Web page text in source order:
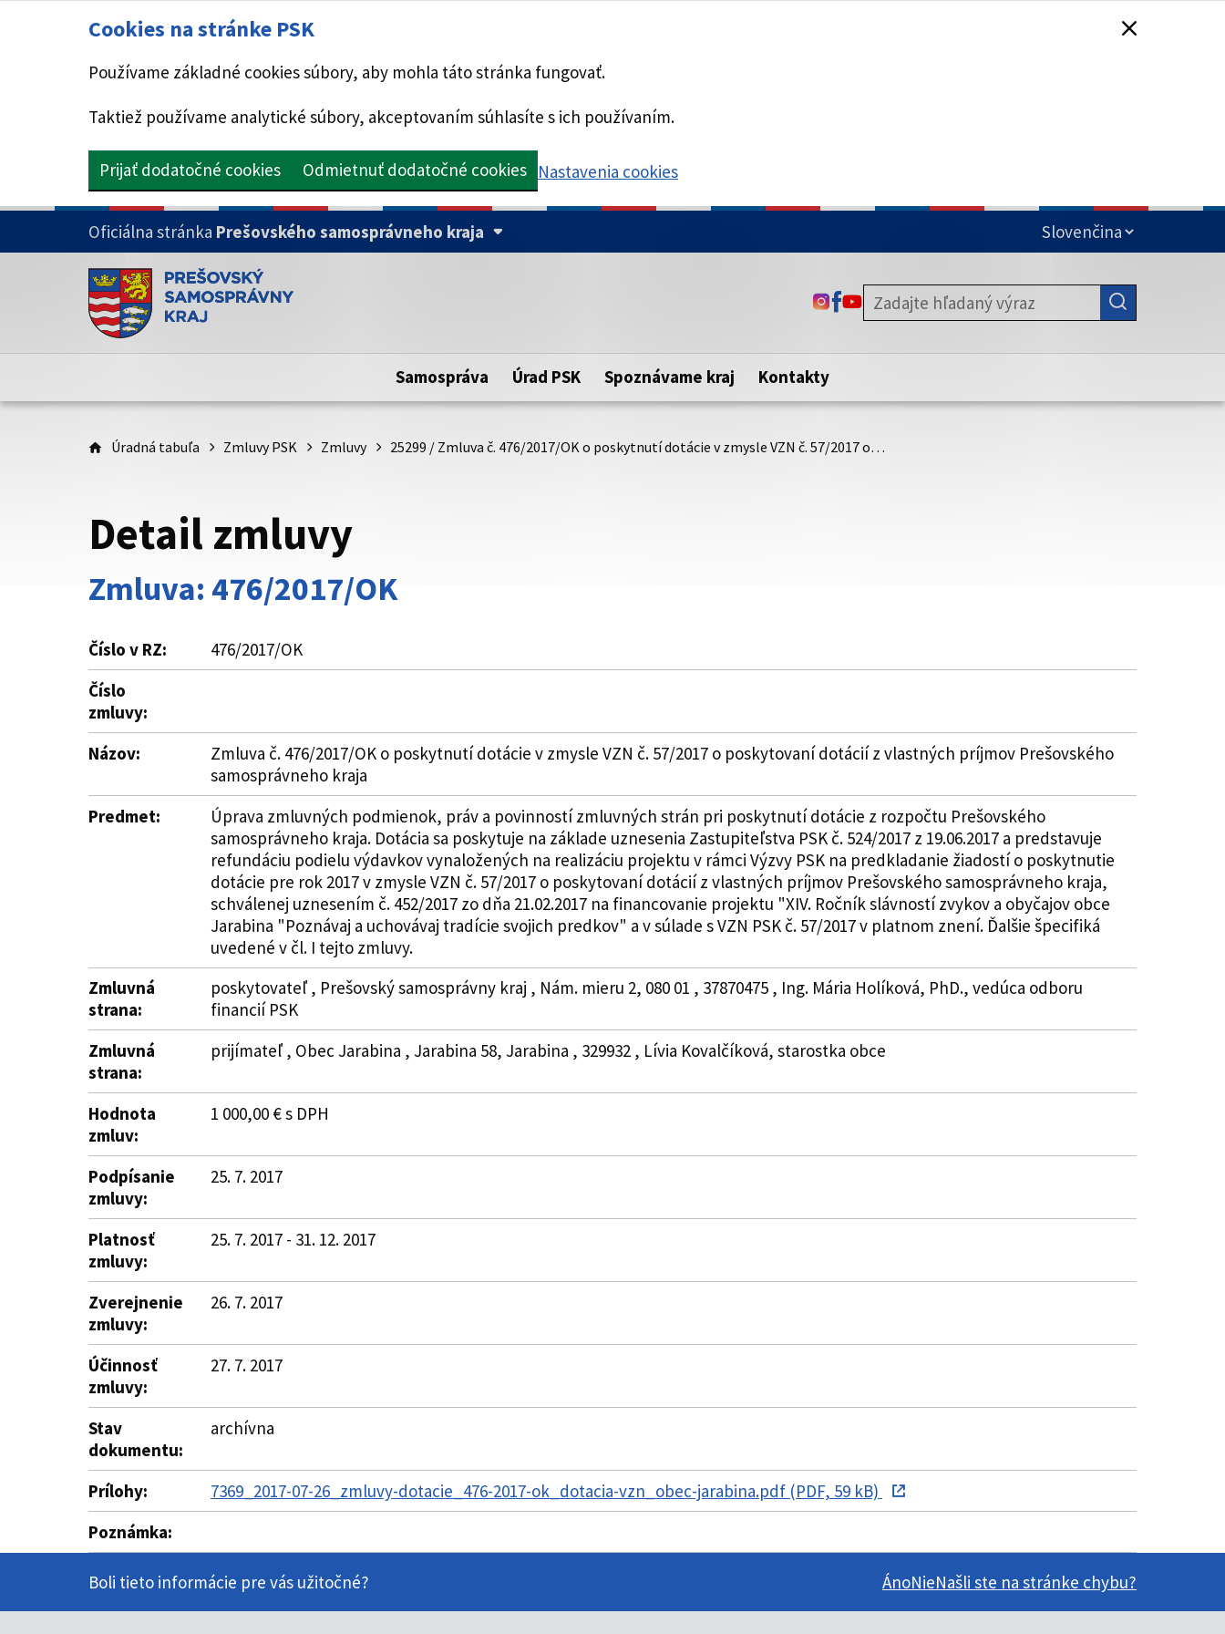
Cookies na stránke PSK
Používame základné cookies súbory, aby mohla táto stránka fungovať.
Taktiež používame analytické súbory, akceptovaním súhlasíte s ich používaním.
Prijať dodatočné cookies Odmietnuť dodatočné cookies Nastavenia cookies
PRESKOČIŤ NA HLAVNÝ OBSAH
Oficiálna stránka Prešovského samosprávneho kraja
Doména psk.sk je oficiálna
Toto je oficiálna webová stránka Prešovského samosprávneho kraja.
Táto stránka je zabezpečená
zabezpečenú webovú stránku. Zabezpečená stránka vždy začína
https:// pred názvom domény webového sídla.
ODKAZ SA OTVORÍ NA NOVEJ KARTE
ODKAZ SA OTVORÍ NA NOVEJ KARTE
ODKAZ SA OTVORÍ NA NOVEJ KARTE
Samospráva Úrad PSK Spoznávame kraj Kontakty
Úradná tabuľa Zmluvy PSK Zmluvy 25299 / Zmluva č. 476/2017/OK o poskytnutí dotácie v zmysle VZN č. 57/2017 o…
Detail zmluvy
Zmluva: 476/2017/OK
Číslo v RZ:
476/2017/OK
Číslo
zmluvy:
Názov:
Zmluva č. 476/2017/OK o poskytnutí dotácie v zmysle VZN č. 57/2017 o poskytovaní dotácií z vlastných príjmov Prešovského
samosprávneho kraja
Predmet:
Úprava zmluvných podmienok, práv a povinností zmluvných strán pri poskytnutí dotácie z rozpočtu Prešovského
samosprávneho kraja. Dotácia sa poskytuje na základe uznesenia Zastupiteľstva PSK č. 524/2017 z 19.06.2017 a predstavuje
refundáciu podielu výdavkov vynaložených na realizáciu projektu v rámci Výzvy PSK na predkladanie žiadostí o poskytnutie
dotácie pre rok 2017 v zmysle VZN č. 57/2017 o poskytovaní dotácií z vlastných príjmov Prešovského samosprávneho kraja,
schválenej uznesením č. 452/2017 zo dňa 21.02.2017 na financovanie projektu "XIV. Ročník slávností zvykov a obyčajov obce
Jarabina "Poznávaj a uchovávaj tradície svojich predkov" a v súlade s VZN PSK č. 57/2017 v platnom znení. Ďalšie špecifiká
uvedené v čl. I tejto zmluvy.
Zmluvná
strana:
poskytovateľ , Prešovský samosprávny kraj , Nám. mieru 2, 080 01 , 37870475 , Ing. Mária Holíková, PhD., vedúca odboru
financií PSK
Zmluvná
strana:
prijímateľ , Obec Jarabina , Jarabina 58, Jarabina , 329932 , Lívia Kovalčíková, starostka obce
Hodnota
zmluv:
1 000,00 € s DPH
Podpísanie
zmluvy:
25. 7. 2017
Platnosť
zmluvy:
25. 7. 2017 - 31. 12. 2017
Zverejnenie
zmluvy:
26. 7. 2017
Účinnosť
zmluvy:
27. 7. 2017
Stav
dokumentu:
archívna
Prílohy:
7369_2017-07-26_zmluvy-dotacie_476-2017-ok_dotacia-vzn_obec-jarabina.pdf (PDF, 59 kB)
Poznámka:
Boli tieto informácie pre vás užitočné? ÁnoNieNašli ste na stránke chybu?